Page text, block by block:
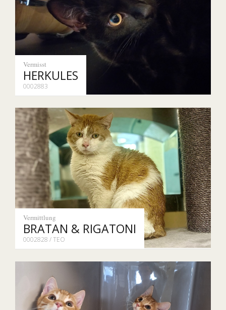
Vermisst
HERKULES
0002883
Vermittlung
BRATAN & RIGATONI
0002828 / TEO